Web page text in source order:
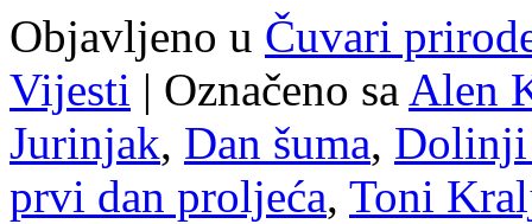
Objavljeno u Čuvari
Vijesti | Označeno sa Alen
Jurinjak, Dan šuma, Dolinji
prvi dan proljeća, Toni